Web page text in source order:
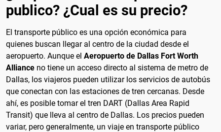
publico? ¿Cual es su precio?
El transporte público es una opción económica para
quienes buscan llegar al centro de la ciudad desde el
aeropuerto. Aunque el Aeropuerto de Dallas Fort Worth
Alliance no tiene un acceso directo al sistema de metro de
Dallas, los viajeros pueden utilizar los servicios de autobús
que conectan con las estaciones de tren cercanas. Desde
ahí, es posible tomar el tren DART (Dallas Area Rapid
Transit) que lleva al centro de Dallas. Los precios pueden
variar, pero generalmente, un viaje en transporte público